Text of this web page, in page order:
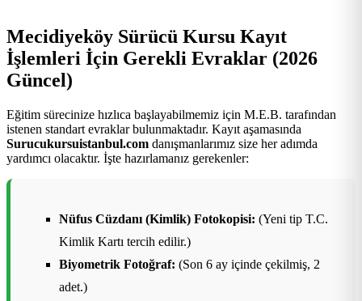
Mecidiyeköy Sürücü Kursu Kayıt
İşlemleri İçin Gerekli Evraklar (2026
Güncel)
Eğitim sürecinize hızlıca başlayabilmemiz için M.E.B. tarafından
istenen standart evraklar bulunmaktadır. Kayıt aşamasında
Surucukursuistanbul.com danışmanlarımız size her adımda
yardımcı olacaktır. İşte hazırlamanız gerekenler:
Nüfus Cüzdanı (Kimlik) Fotokopisi: (Yeni tip T.C.
Kimlik Kartı tercih edilir.)
Biyometrik Fotoğraf: (Son 6 ay içinde çekilmiş, 2
adet.)